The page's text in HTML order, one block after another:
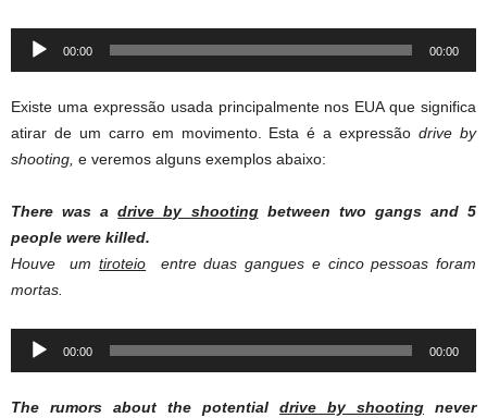
Audio
00:00 00:00
Existe uma expressão usada principalmente nos EUA que significa
atirar de um carro em movimento. Esta é a expressãodrive by
shooting, e veremos alguns exemplos abaixo:
There was adrive by shootingbetween two gangs and 5
people were killed.
Houve umtiroteio entre duas gangues e cinco pessoas foram
mortas.
Audio
00:00 00:00
The rumors about the potential drive by shooting never